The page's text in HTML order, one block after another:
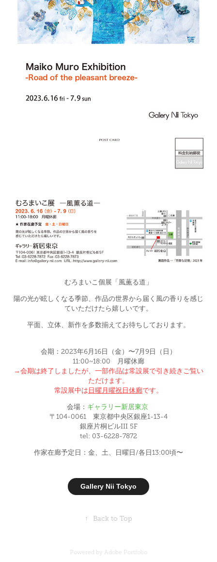
むろまいこ個展「風薫る道」
陽の光が眩しくなる季節、作品の世界から届く風の香りを感じ
ていただけたら嬉しいです。
平面、立体、新作を多数揃えてお待ちしております。
会期：2023年6月16日（金）〜7月9日（日）
11:00~18:00 月曜休廊
→会期は終了しましたが、一部作品は常設展で引き続きご覧い
ただけます。
常設展中は 日曜月曜祝日休廊です。
会場： ギャラリー新居東京
〒104-0061 東京都中央区銀座1-13-4
銀座片桐ビルIII 5F
tel: 03-6228-7872
作家在廊予定日：金、土、日曜日/各日13:00頃〜
Gallery Nii Tokyo
↑ Back to Top
Powered by Adobe Portfolio